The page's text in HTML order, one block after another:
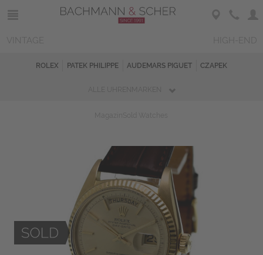
ROLEX PATEK PHILIPPE AUDEMARS PIGUET CZAPEK